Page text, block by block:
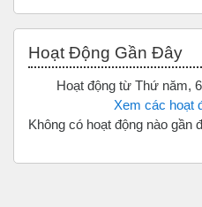
Hoạt Động Gần Đây
Hoạt động từ Thứ năm,
Xem các hoạt
Không có hoạt động nào gần